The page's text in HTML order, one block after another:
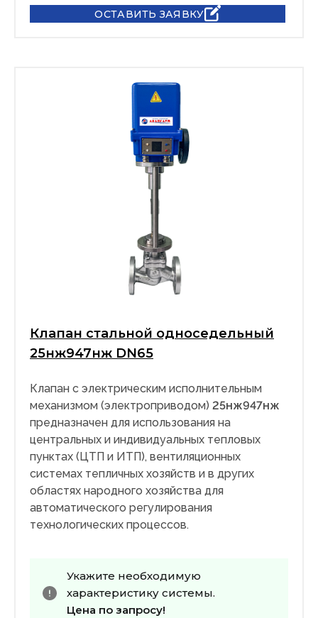
ОСТАВИТЬ ЗАЯВКУ
Клапан стальной односедельный
25нж947нж DN65
Клапан с электрическим исполнительным
механизмом (электроприводом) 25нж947нж
предназначен для использования на
центральных и индивидуальных тепловых
пунктах (ЦТП и ИТП), вентиляционных
системах тепличных хозяйств и в других
областях народного хозяйства для
автоматического регулирования
технологических процессов.
Укажите необходимую
характеристику системы.
Цена по запросу!